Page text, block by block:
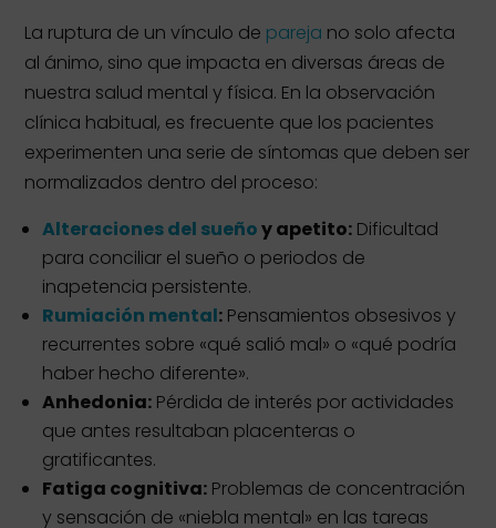
La ruptura de un vínculo de pareja no solo afecta
al ánimo, sino que impacta en diversas áreas de
nuestra salud mental y física. En la observación
clínica habitual, es frecuente que los pacientes
experimenten una serie de síntomas que deben ser
normalizados dentro del proceso:
Alteraciones del sueñoy apetito: Dificultad
para conciliar el sueño o periodos de
inapetencia persistente.
Rumiación mental: Pensamientos obsesivos y
recurrentes sobre «qué salió mal» o «qué podría
haber hecho diferente».
Anhedonia: Pérdida de interés por actividades
que antes resultaban placenteras o
gratificantes.
Fatiga cognitiva: Problemas de concentración
y sensación de «niebla mental» en las tareas